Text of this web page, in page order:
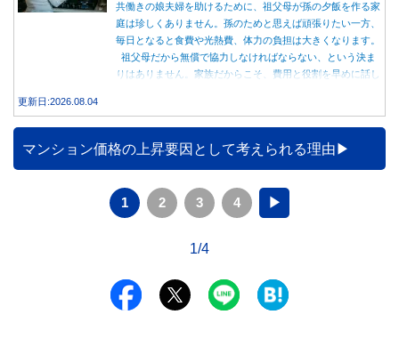
共働きの娘夫婦を助けるために、祖父母が孫の夕飯を作る家
庭は珍しくありません。孫のためと思えば頑張りたい一方、
毎日となると食費や光熱費、体力の負担は大きくなります。
祖父母だから無償で協力しなければならない、という決ま
りはありません。家族だからこそ、費用と役割を早めに話し
更新日:2026.08.04
マンション価格の上昇要因として考えられる理由
1 2 3 4 ▶
1/4